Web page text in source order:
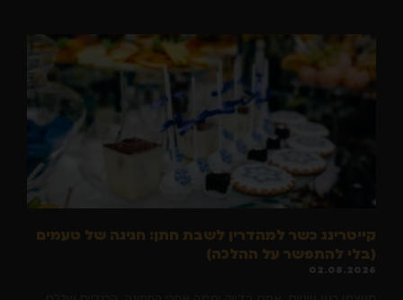
קייטרינג כשר למהדרין לשבת חתן: חגיגה של טעמים
(בלי להתפשר על ההלכה)
02.08.2026